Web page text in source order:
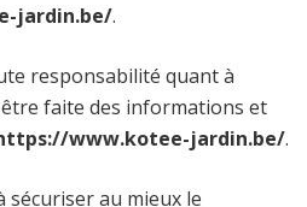
jardin.be/.
responsabilité quant à
faite des informations et
www.kotee-jardin.be/.
sécuriser au mieux le